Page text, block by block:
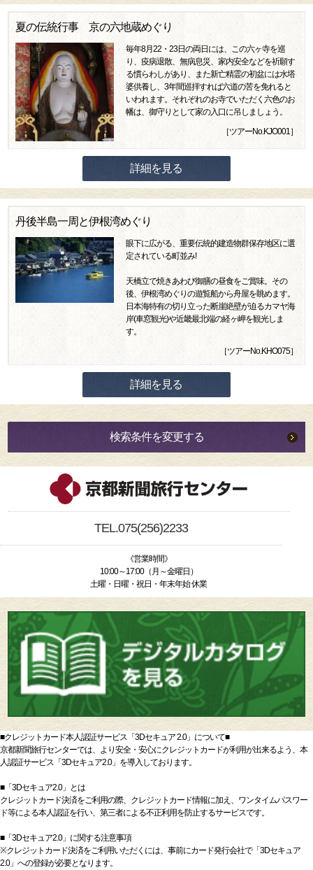
夏の伝統行事 京の六地蔵めぐり
毎年8月22・23日の両日には、この六ヶ寺を巡
り、疫病退散、無病息災、家内安全などを祈願す
る慣らわしがあり、また新亡精霊の初盆には水塔
婆供養し、3年間巡拝すれば六道の苦を免れると
いわれます。それぞれのお寺でいただく六色のお
幡は、御守りとして家の入口に吊しましょう。
［ツアーNo.KJO001］
詳細を見る
丹後半島一周と伊根湾めぐり
眼下に広がる、重要伝統的建造物群保存地区に選
定されている町並み!
天橋立で焼きあわび御膳の昼食をご賞味。その
後、伊根湾めぐりの遊覧船から舟屋を眺めます。
日本海特有の切り立った断崖絶壁が迫るカマヤ海
岸(車窓観光)や近畿最北端の経ヶ岬を観光しま
す。
［ツアーNo.KHO075］
詳細を見る
検索条件を変更する
TEL.075(256)2233
《営業時間》
10:00～17:00（月～金曜日）
土曜・日曜・祝日・年末年始 休業
■クレジットカード本人認証サービス「3Dセキュア 2.0」について■
京都新聞旅行センターでは、より安全・安心にクレジットカードが利用が出来るよう、本
人認証サービス「3Dセキュア2.0」を導入しております。
■「3Dセキュア2.0」とは
クレジットカード決済をご利用の際、クレジットカード情報に加え、ワンタイムパスワー
ド等による本人認証を行い、第三者による不正利用を防止するサービスです。
■「3Dセキュア2.0」に関する注意事項
※クレジットカード決済をご利用いただくには、事前にカード発行会社で「3Dセキュア
2.0」への登録が必要となります。